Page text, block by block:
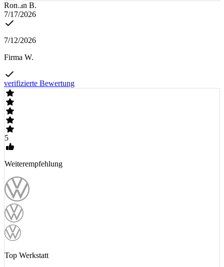
Roman B.
7/17/2026
7/12/2026
Firma W.
verifizierte Bewertung
5
Weiterempfehlung
Top Werkstatt